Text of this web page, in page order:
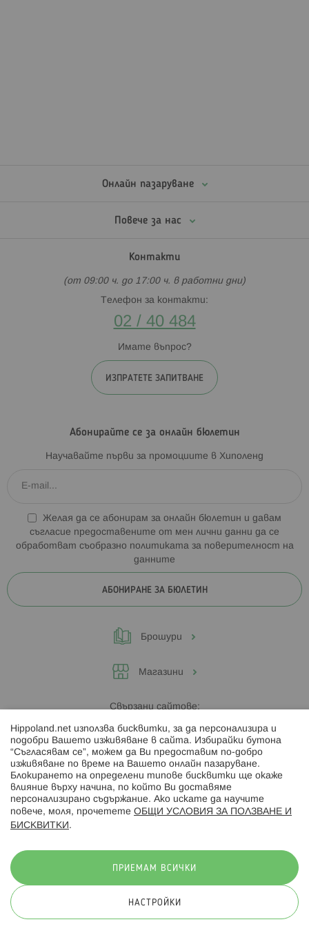
Онлайн пазаруване
Повече за нас
Контакти
(от 09:00 ч. до 17:00 ч. в работни дни)
Телефон за контакти:
02 / 40 484
Имате въпрос?
ИЗПРАТЕТЕ ЗАПИТВАНЕ
Абонирайте се за онлайн бюлетин
Научавайте първи за промоциите в Хиполенд
Желая да се абонирам за онлайн бюлетин и давам
съгласие предоставените от мен лични данни да се
обработват съобразно политиката за поверителност на
данните
АБОНИРАНЕ ЗА БЮЛЕТИН
Брошури
Магазини
Свързани сайтове:
Hippoland.ro
Последвайте ни:
© 2026 Hippoland.net. Всички права запазени
Hippoland.net използва бисквитки, за да персонализира и
подобри Вашето изживяване в сайта. Избирайки бутона
“Съгласявам се”, можем да Ви предоставим по-добро
изживяване по време на Вашето онлайн пазаруване.
Блокирането на определени типове бисквитки ще окаже
влияние върху начина, по който Ви доставяме
персонализирано съдържание. Ако искате да научите
повече, моля, прочетете ОБЩИ УСЛОВИЯ ЗА ПОЛЗВАНЕ И
БИСКВИТКИ .
ПРИЕМАМ ВСИЧКИ
НАСТРОЙКИ